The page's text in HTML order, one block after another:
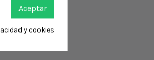
Aceptar
y cookies